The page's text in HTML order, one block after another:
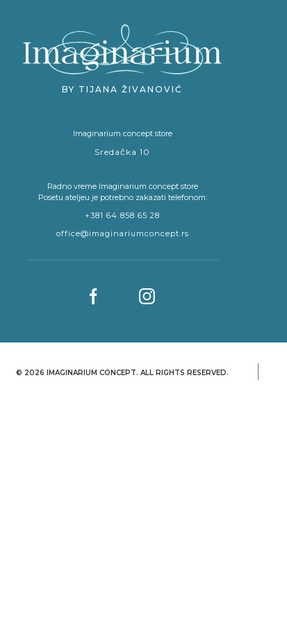
BY TIJANA ŽIVANOVIĆ
Imaginarium concept store
Sredačka 10
Radno vreme Imaginarium concept store
Posetu ateljeu je potrebno zakazati telefonom:
+381 64 858 65 28
office@imaginariumconcept.rs
© 2026 IMAGINARIUM CONCEPT. ALL RIGHTS RESERVED.